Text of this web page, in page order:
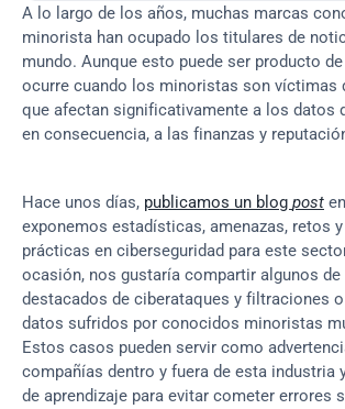
A lo largo de los años, muchas marcas
minorista han ocupado los titulares de
mundo. Aunque esto puede ser producto
ocurre cuando los minoristas son víctimas
que afectan significativamente a los datos
en consecuencia, a las finanzas y
Hace unos días, publicamos un blog post
exponemos estadísticas, amenazas, retos
prácticas en ciberseguridad para este
ocasión, nos gustaría compartir algunos
destacados de ciberataques y filtraciones
datos sufridos por conocidos minoristas
Estos casos pueden servir como
compañías dentro y fuera de esta industria
de aprendizaje para evitar cometer errores